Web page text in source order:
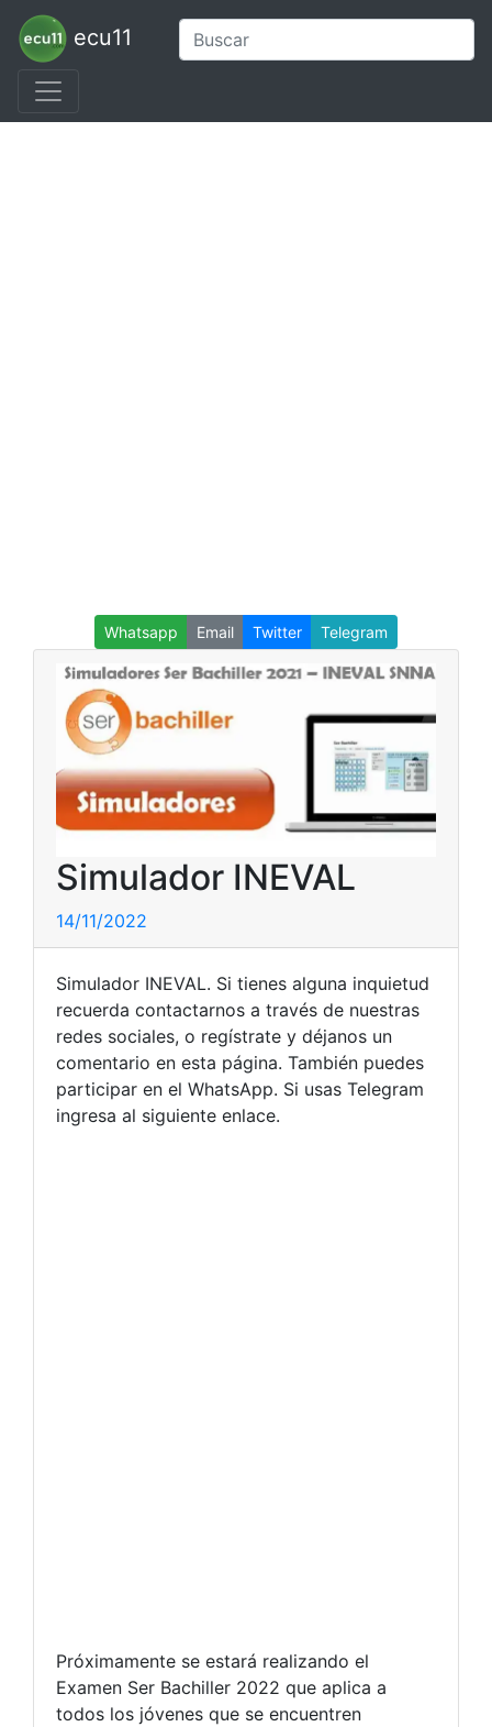
ecu11
Whatsapp Email Twitter Telegram
Simulador INEVAL
14/11/2022
Simulador INEVAL. Si tienes alguna inquietud
recuerda contactarnos a través de nuestras
redes sociales, o regístrate y déjanos un
comentario en esta página. También puedes
participar en el WhatsApp. Si usas Telegram
ingresa al siguiente enlace.
Próximamente se estará realizando el
Examen Ser Bachiller 2022 que aplica a
todos los jóvenes que se encuentren